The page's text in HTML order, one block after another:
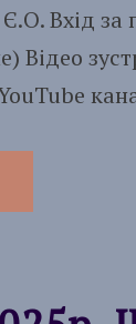
Вхід за
Відео